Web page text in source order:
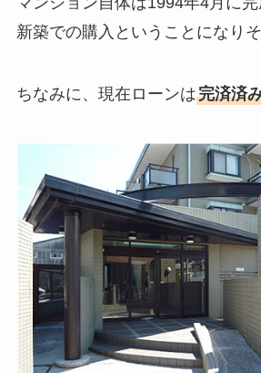
新築での購入ということになりそ
ちなみに、現在ローンは完済済